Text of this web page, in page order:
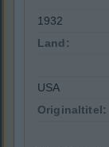
1932
Land:
USA
Originaltitel: